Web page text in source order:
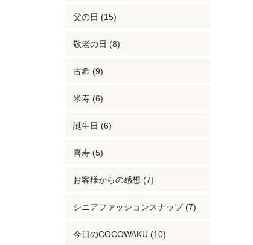
父の日 (15)
敬老の日 (8)
古希 (9)
米寿 (6)
誕生日 (6)
喜寿 (5)
お客様からの感想 (7)
シニアファッションスナップ (7)
今日のCOCOWAKU (10)